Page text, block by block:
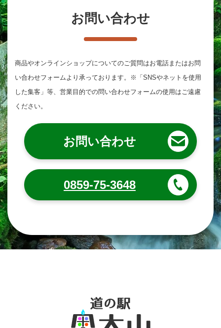
お問い合わせ
商品やオンラインショップについてのご質問はお電話またはお問
い合わせフォームより承っております。 ※「SNSやネットを使用
した集客」等、営業目的での問い合わせフォームの使用はご遠慮
ください。
お問い合わせ
0859-75-3648